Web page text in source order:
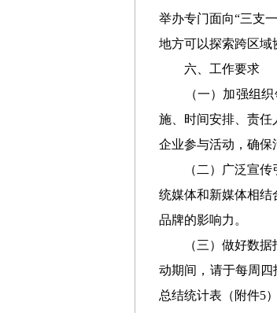
举办专门面向“三支
地方可以探索跨区域
六、工作要求
（一）加强组
施、时间安排、责任
企业参与活动，确保
（二）广泛宣
统媒体和新媒体相结
品牌的影响力。
（三）做好数
动期间，请于每周
总结统计表（附件5